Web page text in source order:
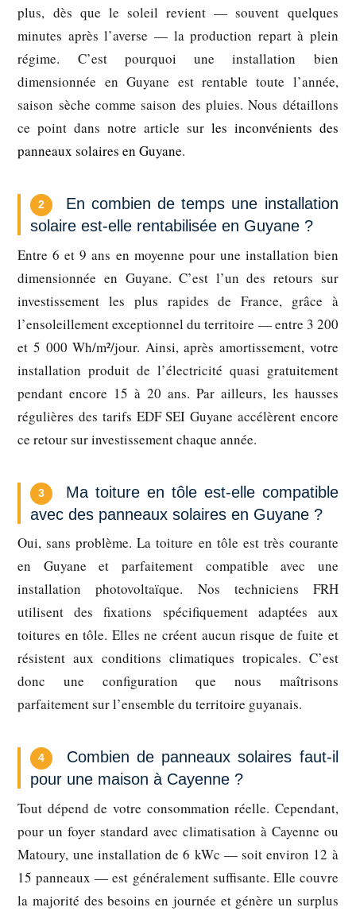
plus, dès que le soleil revient — souvent quelques
minutes après l’averse — la production repart à plein
régime. C’est pourquoi une installation bien
dimensionnée en Guyane est rentable toute l’année,
saison sèche comme saison des pluies. Nous détaillons
ce point dans notre article sur les inconvénients des
panneaux solaires en Guyane.
2
En combien de temps une installation
solaire est-elle rentabilisée en Guyane ?
Entre 6 et 9 ans en moyenne pour une installation bien
dimensionnée en Guyane. C’est l’un des retours sur
investissement les plus rapides de France, grâce à
l’ensoleillement exceptionnel du territoire — entre 3 200
et 5 000 Wh/m²/jour. Ainsi, après amortissement, votre
installation produit de l’électricité quasi gratuitement
pendant encore 15 à 20 ans. Par ailleurs, les hausses
régulières des tarifs EDF SEI Guyane accélèrent encore
ce retour sur investissement chaque année.
3
Ma toiture en tôle est-elle compatible
avec des panneaux solaires en Guyane ?
Oui, sans problème. La toiture en tôle est très courante
en Guyane et parfaitement compatible avec une
installation photovoltaïque. Nos techniciens FRH
utilisent des fixations spécifiquement adaptées aux
toitures en tôle. Elles ne créent aucun risque de fuite et
résistent aux conditions climatiques tropicales. C’est
donc une configuration que nous maîtrisons
parfaitement sur l’ensemble du territoire guyanais.
4
Combien de panneaux solaires faut-il
pour une maison à Cayenne ?
Tout dépend de votre consommation réelle. Cependant,
pour un foyer standard avec climatisation à Cayenne ou
Matoury, une installation de 6 kWc — soit environ 12 à
15 panneaux — est généralement suffisante. Elle couvre
la majorité des besoins en journée et génère un surplus